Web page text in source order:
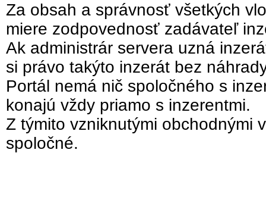
Za obsah a správnosť všetkých
miere zodpovednosť zadávateľ
Ak administrár servera uzná
si právo takýto inzerát bez
Portál nemá nič spoločného s
konajú vždy priamo s inzerentmi.
Z týmito vzniknutými obchodnými
spoločné.